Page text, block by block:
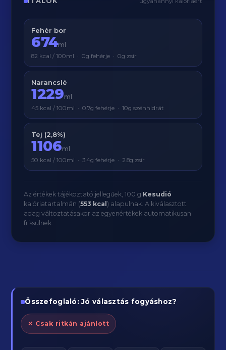
Fehér bor
674ml
82 kcal / 100ml · 0g fehérje · 0g zsír
Narancslé
1229ml
45 kcal / 100ml · 0.7g fehérje · 10g szénhidrát
Tej (2,8%)
1106ml
50 kcal / 100ml · 3.4g fehérje · 2.8g zsír
Az értékek tájékoztató jellegűek, 100 g Kesudió
kalóriatartalmán (553 kcal ) alapulnak. A kiválasztott
adag változtatásakor az egyenértékek automatikusan
frissülnek.
Összefoglaló: Jó választás fogyáshoz?
✕ Csak ritkán ajánlott